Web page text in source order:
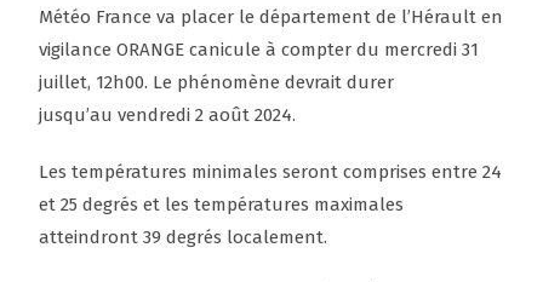
Météo France va placer le département de l’Hérault en
vigilance ORANGE canicule à compter du mercredi 31
juillet, 12h00. Le phénomène devrait durer
jusqu’auvendredi 2 août 2024.
Les températures minimales seront comprises entre 24
et 25 degrés et les températures maximales
atteindront 39 degrés localement.